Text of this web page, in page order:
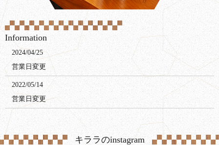
Information
2024/04/25
営業日変更
2022/05/14
営業日変更
キララのinstagram